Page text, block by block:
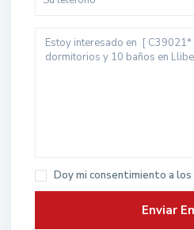
Doy mi consentimiento a los